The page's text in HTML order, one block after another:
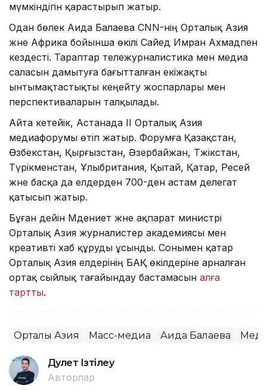
мүмкіндігін қарастырып жатыр.
Одан бөлек Аида Балаева CNN-нің Орталық Азия
және Африка бойынша өкілі Сайед Имран Ахмадпен
кездесті. Тараптар тележурналистика мен медиа
саласын дамытуға бағытталған екіжақты
ынтымақтастықты кеңейту жоспарлары мен
перспективаларын талқылады.
Айта кетейік, Астанада ІІ Орталық Азия
медиафорумы өтіп жатыр. Форумға Қазақстан,
Өзбекстан, Қырғызстан, Әзербайжан, Тәжікстан,
Түрікменстан, Ұлыбритания, Қытай, Қатар, Ресей
және басқа да елдерден 700-ден астам делегат
қатысып жатыр.
Бұған дейін Мәдениет және ақпарат министрі
Орталық Азия журналистер академиясы мен
креативті хаб құруды ұсынды. Сонымен қатар
Орталық Азия елдерінің БАҚ өкілдеріне арналған
ортақ сыйлық тағайындау бастамасын алға
тартты.
Орталық Азия Масс-медиа Аида Балаева
Дәулет Ізтілеу
Авторлар